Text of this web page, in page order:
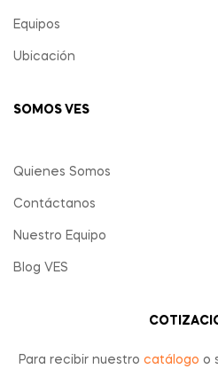
Equipos
Ubicación
SOMOS VES
Quienes Somos
Contáctanos
Nuestro Equipo
Blog VES
Para recibir nuestro catálogo o